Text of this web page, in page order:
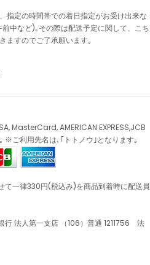
指定の時間帯での着日指定がお受け出来な
中など)｡その際は配送予定に関して、こち
ますのでご了承願います｡
MasterCard, AMERICAN EXPRESS,JCB
※ご利用先名は､｢トトノウ｣となります｡
て一律330円(税込み)を商品到着時に配送員
行 法人第一支店 （106）普通 1211756 法